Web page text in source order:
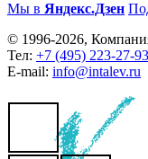
Мы в Яндекс.Дзен
© 1996-2026,
Тел: +7 (495) 223-27-93
E-mail: info@intalev.ru